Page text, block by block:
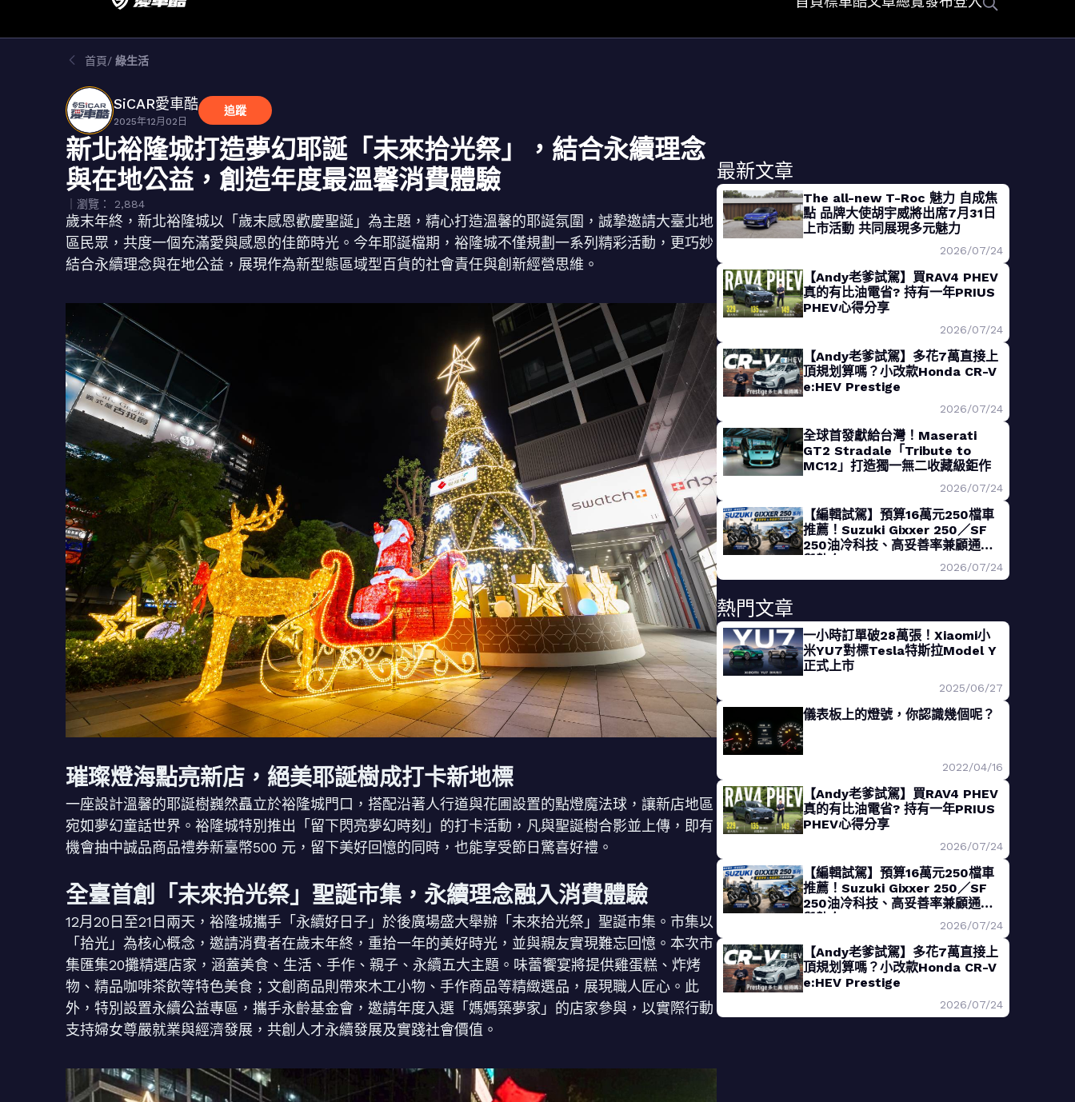
首頁 綠生活
SiCAR愛車酷
2025年12月02日
追蹤
新北裕隆城打造夢幻耶誕「未來拾光祭」，結合永續理念
與在地公益，創造年度最溫馨消費體驗
｜瀏覽： 2,884
歲末年終，新北裕隆城以「歲末感恩歡慶聖誕」為主題，精心打造溫馨的耶誕氛圍，誠摯邀請大臺北地
區民眾，共度一個充滿愛與感恩的佳節時光。今年耶誕檔期，裕隆城不僅規劃一系列精彩活動，更巧妙
結合永續理念與在地公益，展現作為新型態區域型百貨的社會責任與創新經營思維。
璀璨燈海點亮新店，絕美耶誕樹成打卡新地標
一座設計溫馨的耶誕樹巍然矗立於裕隆城門口，搭配沿著人行道與花圃設置的點燈魔法球，讓新店地區
宛如夢幻童話世界。裕隆城特別推出「留下閃亮夢幻時刻」的打卡活動，凡與聖誕樹合影並上傳，即有
機會抽中誠品商品禮券新臺幣500 元，留下美好回憶的同時，也能享受節日驚喜好禮。
全臺首創「未來拾光祭」聖誕市集，永續理念融入消費體驗
12月20日至21日兩天，裕隆城攜手「永續好日子」於後廣場盛大舉辦「未來拾光祭」聖誕市集。市集以
「拾光」為核心概念，邀請消費者在歲末年終，重拾一年的美好時光，並與親友實現難忘回憶。本次市
集匯集20攤精選店家，涵蓋美食、生活、手作、親子、永續五大主題。味蕾饗宴將提供雞蛋糕、炸烤
物、精品咖啡茶飲等特色美食；文創商品則帶來木工小物、手作商品等精緻選品，展現職人匠心。此
外，特別設置永續公益專區，攜手永齡基金會，邀請年度入選「媽媽築夢家」的店家參與，以實際行動
支持婦女尊嚴就業與經濟發展，共創人才永續發展及實踐社會價值。
最新文章
The all-new T-Roc 魅力 自成焦
點 品牌大使胡宇威將出席7月31日
上市活動 共同展現多元魅力
2026/07/24
【Andy老爹試駕】買RAV4 PHEV
真的有比油電省? 持有一年PRIUS
PHEV心得分享
2026/07/24
【Andy老爹試駕】多花7萬直接上
頂規划算嗎？小改款Honda CR-V
e:HEV Prestige
2026/07/24
全球首發獻給台灣！Maserati
GT2 Stradale「Tribute to
MC12」打造獨一無二收藏級鉅作
2026/07/24
【編輯試駕】預算16萬元250檔車
推薦！Suzuki Gixxer 250／SF
250油冷科技、高妥善率兼顧通勤
與熱血
2026/07/24
熱門文章
一小時訂單破28萬張！Xiaomi小
米YU7對標Tesla特斯拉Model Y
正式上市
2025/06/27
儀表板上的燈號，你認識幾個呢？
2022/04/16
【Andy老爹試駕】買RAV4 PHEV
真的有比油電省? 持有一年PRIUS
PHEV心得分享
2026/07/24
【編輯試駕】預算16萬元250檔車
推薦！Suzuki Gixxer 250／SF
250油冷科技、高妥善率兼顧通勤
與熱血
2026/07/24
【Andy老爹試駕】多花7萬直接上
頂規划算嗎？小改款Honda CR-V
e:HEV Prestige
2026/07/24